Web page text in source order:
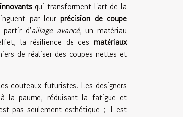
qui transforment l'art de la
par leurprécision de coupe
partir d'alliage avancé, un matériau
la résilience de ces matériaux
de réaliser des coupes nettes et
couteaux futuristes. Les designers
la paume, réduisant la fatigue et
pas seulement esthétique ; il est